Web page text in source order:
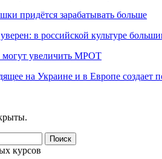
придётся зарабатывать больше
в российской культуре
могут увеличить МРОТ
на Украине и в Европе создает
курсов